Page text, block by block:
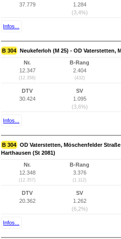
37.779
1.284
(3,4%)
Infos...
B 304 Neukeferloh (M 25) - OD Vaterstetten,
Nr.
12.347
(12.356)
B-Rang
2.404
(432)
DTV
30.424
SV
1.095
(3,6%)
Infos...
B 304 OD Vaterstetten, Möschenfelder
Harthausen (St 2081)
Nr.
12.348
(12.357)
B-Rang
3.376
(1.112)
DTV
20.362
SV
1.262
(6,2%)
Infos...